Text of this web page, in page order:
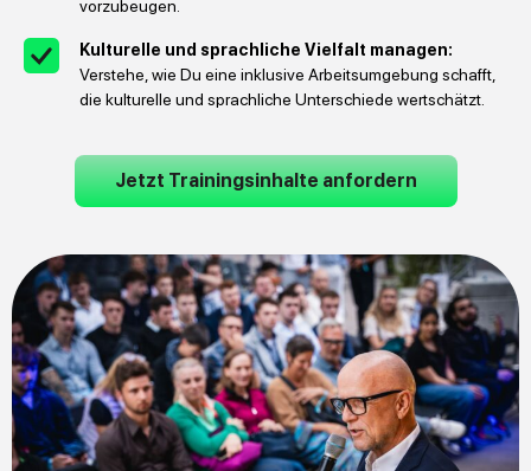
vorzubeugen.
Kulturelle und sprachliche Vielfalt managen:
Verstehe, wie Du eine inklusive Arbeitsumgebung schafft,
die kulturelle und sprachliche Unterschiede wertschätzt.
Jetzt Trainingsinhalte anfordern